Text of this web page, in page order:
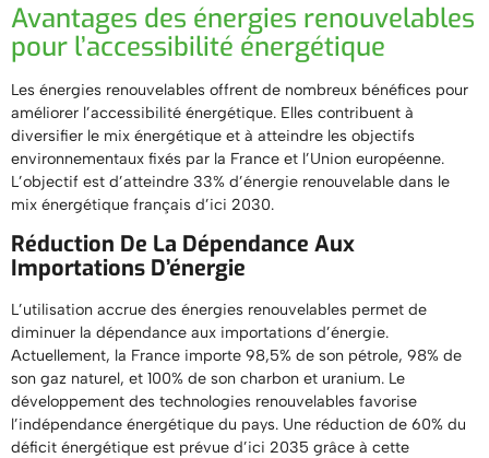
Avantages des énergies renouvelables
pour l’accessibilité énergétique
Les énergies renouvelables offrent de nombreux bénéfices pour
améliorer l’accessibilité énergétique. Elles contribuent à
diversifier le mix énergétique et à atteindre les objectifs
environnementaux fixés par la France et l’Union européenne.
L’objectif est d’atteindre 33% d’énergie renouvelable dans le
mix énergétique français d’ici 2030.
Réduction De La Dépendance Aux
Importations D’énergie
L’utilisation accrue des énergies renouvelables permet de
diminuer la dépendance aux importations d’énergie.
Actuellement, la France importe 98,5% de son pétrole, 98% de
son gaz naturel, et 100% de son charbon et uranium. Le
développement des technologies renouvelables favorise
l’indépendance énergétique du pays. Une réduction de 60% du
déficit énergétique est prévue d’ici 2035 grâce à cette